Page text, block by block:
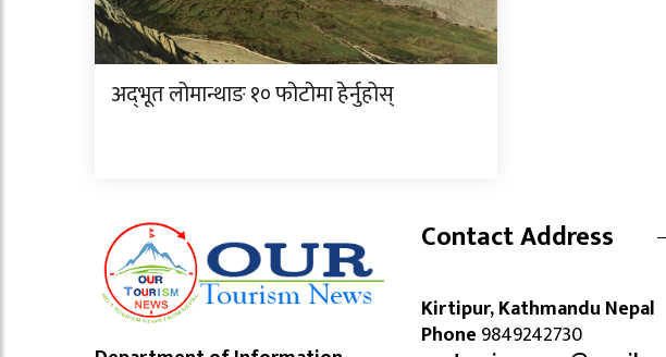
अद्‌भूत लोमान्थाङ १० फोटोमा हेर्नुहोस्
Contact Address
Kirtipur, Kathmandu Nepal
Phone 9849242730